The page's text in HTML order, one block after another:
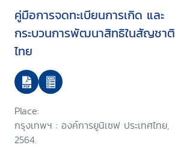
คู่มือการจดทะเบียนการเกิด และ
กระบวนการพัฒนาสิทธิในสัญชาติ
ไทย
Place:
กรุงเทพฯ : องค์การยูนิเซฟ ประเทศไทย,
2564.